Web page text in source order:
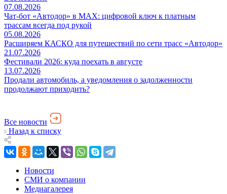
07.08.2026
Чат-бот «Автодор» в MAX: цифровой ключ к платным
трассам всегда под рукой
05.08.2026
Расширяем КАСКО для путешествий по сети трасс «Автодор»
21.07.2026
Фестивали 2026: куда поехать в августе
13.07.2026
Продали автомобиль, а уведомления о задолженности
продолжают приходить?
Все новости
Назад к списку
Новости
СМИ о компании
Медиагалерея